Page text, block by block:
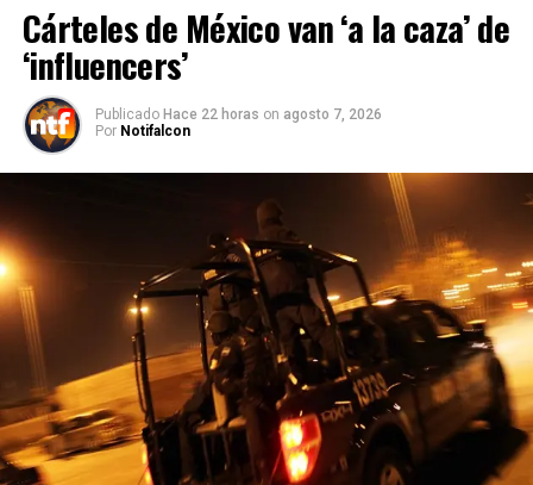
Cárteles de México van ‘a la caza’ de
‘influencers’
Publicado Hace 22 horas on agosto 7, 2026
Por Notifalcon